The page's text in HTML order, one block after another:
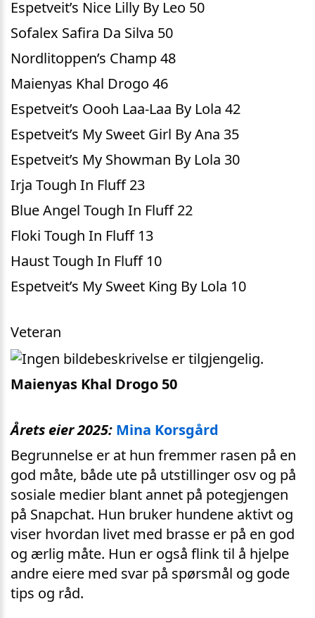
Espetveit’s Nice Lilly By Leo 50
Sofalex Safira Da Silva 50
Nordlitoppen’s Champ 48
Maienyas Khal Drogo 46
Espetveit’s Oooh Laa-Laa By Lola 42
Espetveit’s My Sweet Girl By Ana 35
Espetveit’s My Showman By Lola 30
Irja Tough In Fluff 23
Blue Angel Tough In Fluff 22
Floki Tough In Fluff 13
Haust Tough In Fluff 10
Espetveit’s My Sweet King By Lola 10
Veteran
Maienyas Khal Drogo 50
Årets eier 2025: Mina Korsgård
Begrunnelse er at hun fremmer rasen på en
god måte, både ute på utstillinger osv og på
sosiale medier blant annet på potegjengen
på Snapchat. Hun bruker hundene aktivt og
viser hvordan livet med brasse er på en god
og ærlig måte. Hun er også flink til å hjelpe
andre eiere med svar på spørsmål og gode
tips og råd.